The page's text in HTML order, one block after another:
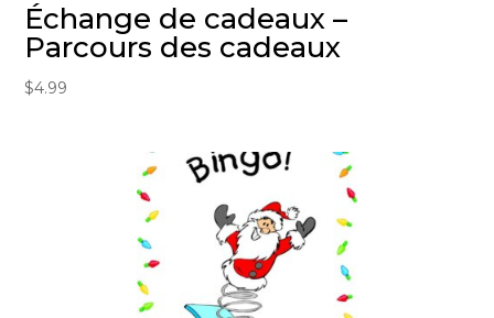
Échange de cadeaux –
Parcours des cadeaux
$4.99